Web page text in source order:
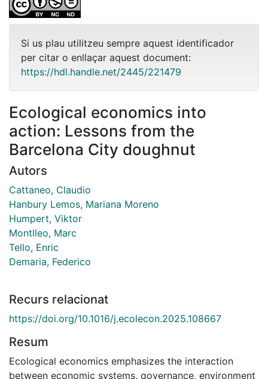
Si us plau utilitzeu sempre aquest identificador
per citar o enllaçar aquest document:
https://hdl.handle.net/2445/221479
Ecological economics into
action: Lessons from the
Barcelona City doughnut
Autors
Cattaneo, Claudio
Hanbury Lemos, Mariana Moreno
Humpert, Viktor
Montlleo, Marc
Tello, Enric
Demaria, Federico
Recurs relacionat
https://doi.org/10.1016/j.ecolecon.2025.108667
Resum
Ecological economics emphasizes the interaction
between economic systems, governance, environment